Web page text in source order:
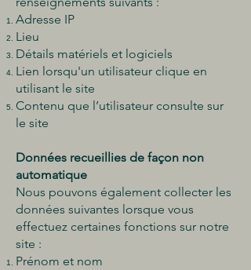
Adresse IP
Lieu
Détails matériels et logiciels
Lien lorsqu'un utilisateur clique en
utilisant le site
Contenu que l’utilisateur consulte sur
le site
Données recueillies de façon non
automatique
Nous pouvons également collecter les
données suivantes lorsque vous
effectuez certaines fonctions sur notre
site :
Prénom et nom